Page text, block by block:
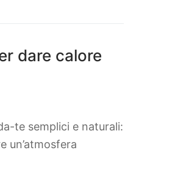
dare calore
te semplici e naturali:
un’atmosfera